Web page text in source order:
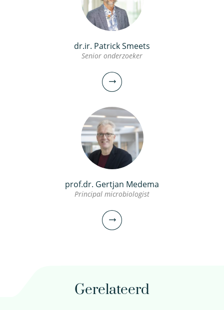
dr.ir. Patrick Smeets
Senior onderzoeker
Senior onderzoeker
Patrick.Smeets@kwrwater.nl
prof.dr. Gertjan Medema
Principal microbiologist
Gerelateerd